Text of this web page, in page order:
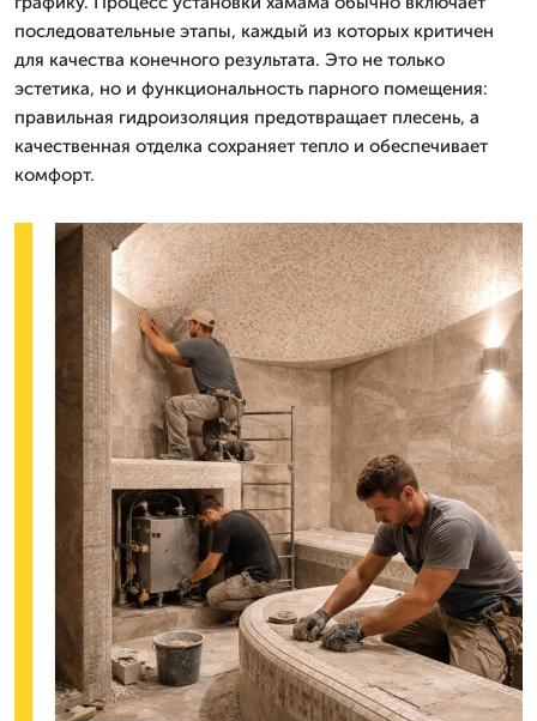
последовательные этапы, каждый из которых критичен
для качества конечного результата. Это не только
эстетика, но и функциональность парного помещения:
правильная гидроизоляция предотвращает плесень, а
качественная отделка сохраняет тепло и обеспечивает
комфорт.